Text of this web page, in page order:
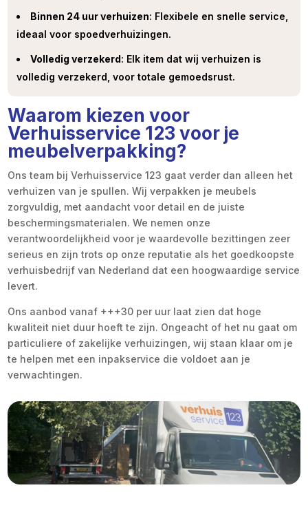
Binnen 24 uur verhuizen: Flexibele en snelle service,
ideaal voor spoedverhuizingen.
Volledig verzekerd: Elk item dat wij verhuizen is
volledig verzekerd, voor totale gemoedsrust.
Waarom kiezen voor
Verhuisservice 123 voor je
meubelverpakking?
Ons team bij Verhuisservice 123 gaat verder dan alleen het
verhuizen van je spullen. Wij verpakken je meubels
zorgvuldig, met aandacht voor detail en de juiste
beschermingsmaterialen. We nemen onze
verantwoordelijkheid voor je waardevolle bezittingen zeer
serieus en zijn trots op onze reputatie als het goedkoopste
verhuisbedrijf van Nederland dat een hoogwaardige service
levert.
Ons aanbod vanaf +++30 per uur laat zien dat hoge
kwaliteit niet duur hoeft te zijn. Ongeacht of het nu gaat om
particuliere of zakelijke verhuizingen, wij staan klaar om je
te helpen met een inpakservice die voldoet aan je
verwachtingen.